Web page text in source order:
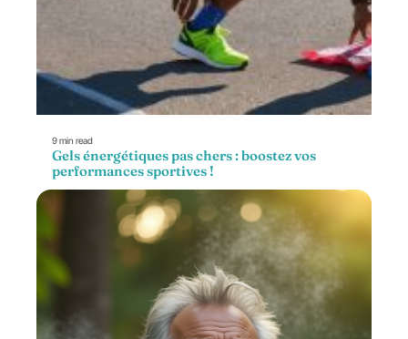
9 min read
Gels énergétiques pas chers : boostez vos
performances sportives !